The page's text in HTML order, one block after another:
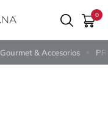
0
Gourmet & Accesorios